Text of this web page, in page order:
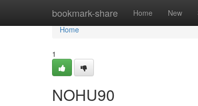
bookmark-share Home New
Home
Home
1
NOHU90